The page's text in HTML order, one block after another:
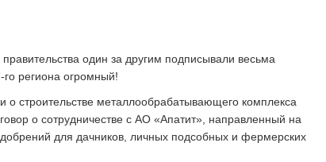
один за другим подписывали весьма
региона огромный!
о строительстве металлообрабатывающего комплекса
о сотрудничестве с АО «Апатит», направленный на
для дачников, личных подсобных и фермерских